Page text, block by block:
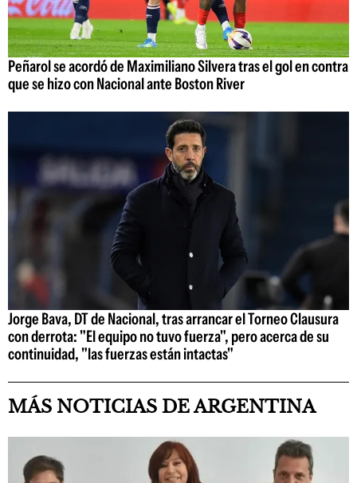
Peñarol se acordó de Maximiliano Silvera tras el gol en contra
que se hizo con Nacional ante Boston River
Jorge Bava, DT de Nacional, tras arrancar el Torneo Clausura
con derrota: "El equipo no tuvo fuerza", pero acerca de su
continuidad, "las fuerzas están intactas"
MÁS NOTICIAS DE ARGENTINA